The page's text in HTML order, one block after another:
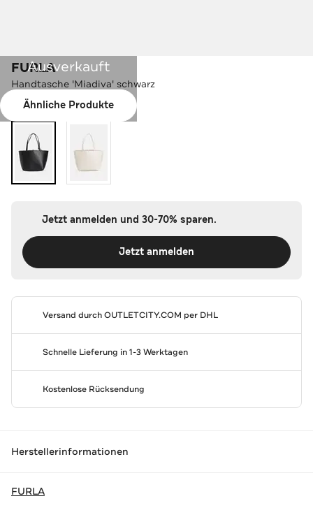
Ausverkauft
Ähnliche Produkte
FURLA
Handtasche 'Miadiva' schwarz
Farbe:schwarz
Jetzt anmelden und 30-70% sparen.
Jetzt anmelden
Versand durchOUTLETCITY.COM per DHL
Schnelle Lieferung in 1-3 Werktagen
Kostenlose Rücksendung
Herstellerinformationen
FURLA